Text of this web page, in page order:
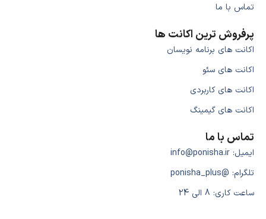
تماس با ما
پرفروش ترین اکانت ها
اکانت های برنامه نویسان
اکانت های سئو
اکانت های کاربردی
اکانت های گیمینگ
تماس با ما
ایمیل: info@ponisha.ir
تلگرام: @ponisha_plus
ساعت کاری: 8 الی 24